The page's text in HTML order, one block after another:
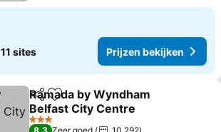
11 sites Prijzen bekijken
DelenToevoegen aan favorieten
Ramada by Wyndham
Belfast City Centre
3 Sterren